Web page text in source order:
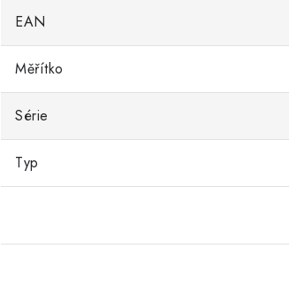
EAN
Měřítko
Série
Typ